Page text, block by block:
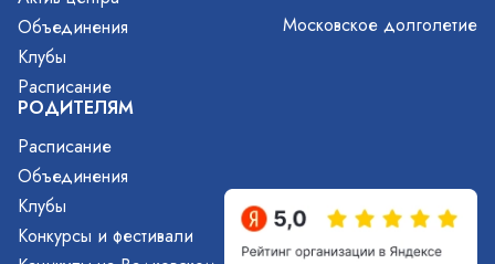
Объединения
Клубы
Расписание
РОДИТЕЛЯМ
Расписание
Объединения
Клубы
Конкурсы и фестивали
Московское долголетие